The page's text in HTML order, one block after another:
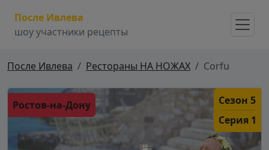
После Ивлева
шоу участники рецепты
После Ивлева Рестораны НА НОЖАХ Corfu
Ростов-на-Дону
Сезон 5
Серия 1